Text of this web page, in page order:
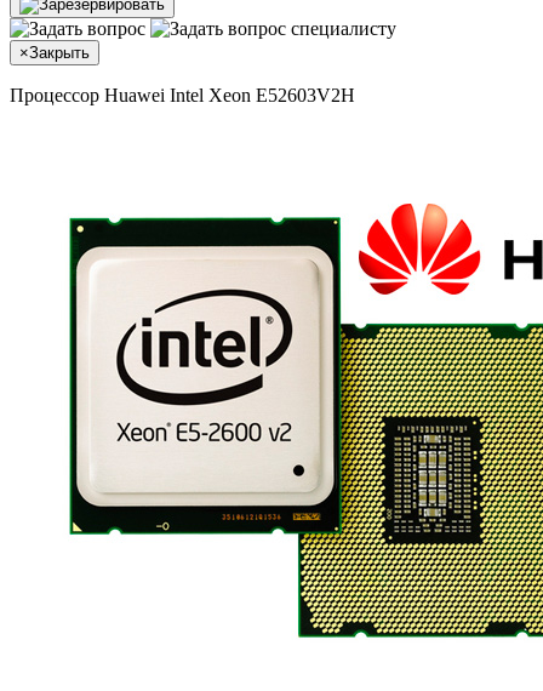
×Закрыть
Процессор Huawei Intel Xeon E52603V2H